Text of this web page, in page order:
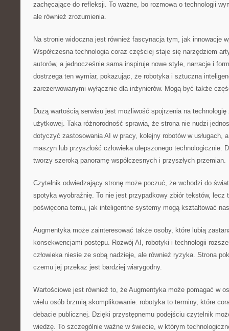
zachęcające do refleksji. To ważne, bo rozmowa o technologii
ale również zrozumienia.
Na stronie widoczna jest również fascynacja tym, jak innowacje
Współczesna technologia coraz częściej staje się narzędziem
autorów, a jednocześnie sama inspiruje nowe style, narracje i
dostrzega ten wymiar, pokazując, że robotyka i sztuczna
zarezerwowanymi wyłącznie dla inżynierów. Mogą być także
Dużą wartością serwisu jest możliwość spojrzenia na technologię
użytkowej. Taka różnorodność sprawia, że strona nie nudzi
dotyczyć zastosowania AI w pracy, kolejny robotów w usługach,
maszyn lub przyszłość człowieka ulepszonego technologicznie.
tworzy szeroką panoramę współczesnych i przyszłych przemian.
Czytelnik odwiedzający stronę może poczuć, że wchodzi do
spotyka wyobraźnię. To nie jest przypadkowy zbiór tekstów, lecz
poświęcona temu, jak inteligentne systemy mogą kształtować
Augmentyka może zainteresować także osoby, które lubią
konsekwencjami postępu. Rozwój AI, robotyki i technologii
człowieka niesie ze sobą nadzieje, ale również ryzyka. Strona
czemu jej przekaz jest bardziej wiarygodny.
Wartościowe jest również to, że Augmentyka może pomagać w
wielu osób brzmią skomplikowanie. robotyka to terminy, które
debacie publicznej. Dzięki przystępnemu podejściu czytelnik
wiedzę. To szczególnie ważne w świecie, w którym